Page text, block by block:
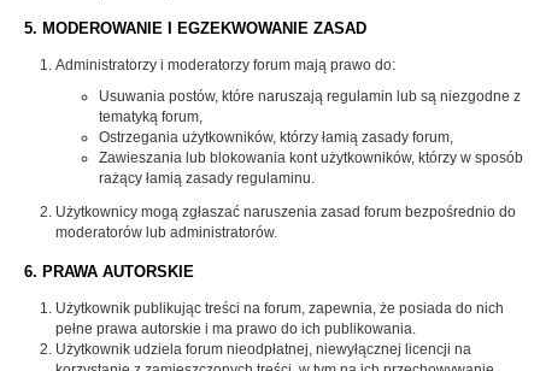
5. MODEROWANIE I EGZEKWOWANIE ZASAD
Administratorzy i moderatorzy forum mają prawo do:
Usuwania postów, które naruszają regulamin lub są niezgodne z
tematyką forum,
Ostrzegania użytkowników, którzy łamią zasady forum,
Zawieszania lub blokowania kont użytkowników, którzy w sposób
rażący łamią zasady regulaminu.
Użytkownicy mogą zgłaszać naruszenia zasad forum bezpośrednio do
moderatorów lub administratorów.
6. PRAWA AUTORSKIE
Użytkownik publikując treści na forum, zapewnia, że posiada do nich
pełne prawa autorskie i ma prawo do ich publikowania.
Użytkownik udziela forum nieodpłatnej, niewyłącznej licencji na